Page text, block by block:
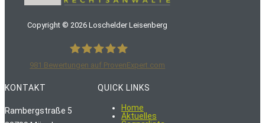
Copyright ©2026 Loschelder Leisenberg
LoschelderLeisenberg Rechtsanwälte
981 Bewertungen auf ProvenExpert.com
KONTAKT
Rambergstraße 5
QUICK LINKS
Home
Aktuelles